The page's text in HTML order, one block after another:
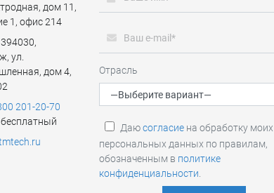
дом 11,
1, офис 214
394030,
ул.
дом 4,
201-20-70
Отрасль
Даюсогласие на обработку моих
персональных данных по правилам,
обозначенным в политике
конфиденциальности.